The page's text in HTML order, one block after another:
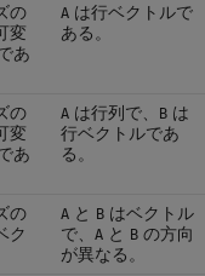
の
変
あ
Aは行ベクトルで
ある。
の
変
あ
Aは行列で、 Bは
行ベクトルであ
る。
の
ク
Aと Bはベクトル
で、
Aと Bの方向
が異なる。